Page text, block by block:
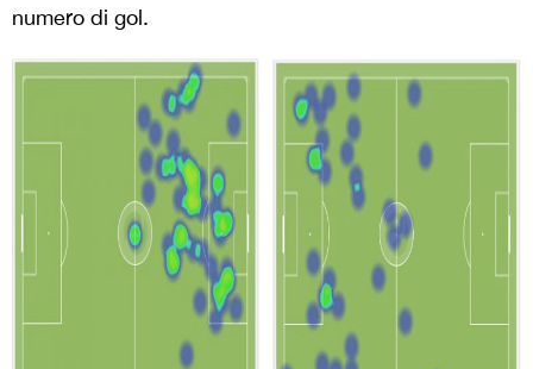
numero di gol.